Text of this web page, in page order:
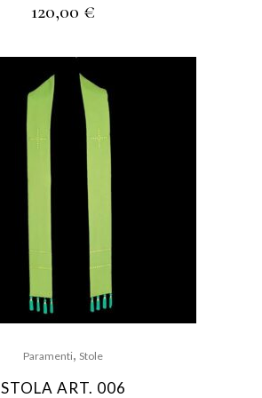
120,00 €
Paramenti, Stole
STOLA ART. 006